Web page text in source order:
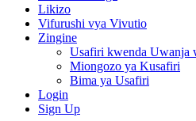
Likizo
Vifurushi vya Vivutio
Zingine
Usafiri kwenda Uwanja
Miongozo ya Kusafiri
Bima ya Usafiri
Login
Sign Up